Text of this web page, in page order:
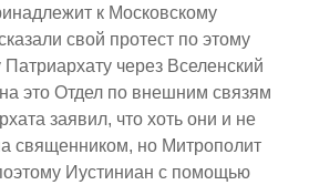
к Московскому
свой протест по этому
через Вселенский
это Отдел по внешним связям
заявил, что хоть они и не
священником, но Митрополит
Иустиниан с помощью